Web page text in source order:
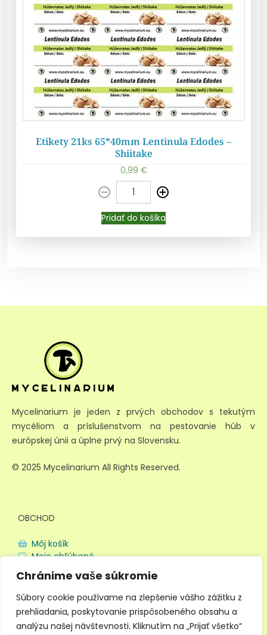
Chránime vaše súkromie
Súbory cookie používame na zlepšenie vášho zážitku z
prehliadania, poskytovanie prispôsobeného obsahu a
analýzu našej návštevnosti. Kliknutím na „Prijať všetko“
Pridať do košíka
Etikety 21ks 65*40mm Lentinula Edodes –
Shiitake
0,99 €
Pridať do košíka
Mycelinarium je jeden z prvých obchodov s tekutým
mycéliom a príslušenstvom na pestovanie húb v
európskej únii a úplne prvý na Slovensku.
© 2025 Mycelinarium All Rights Reserved.
OBCHOD
Môj košík
Moje obľúbené
Doprava a platba
Obchodné podmienky
Ochrana súkromia